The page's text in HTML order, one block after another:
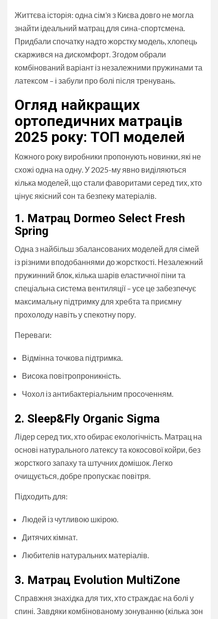
Життєва історія: одна сім’я з Києва довго не могла
знайти ідеальний матрац для сина-спортсмена.
Придбали спочатку надто жорстку модель, хлопець
скаржився на дискомфорт. Згодом обрали
комбінований варіант із незалежними пружинами та
латексом – і забули про болі після тренувань.
Огляд найкращих
ортопедичних матраців
2025 року: ТОП моделей
Кожного року виробники пропонують новинки, які не
схожі одна на одну. У 2025-му явно виділяються
кілька моделей, що стали фаворитами серед тих, хто
цінує якісний сон та безпеку матеріалів.
1. Матрац Dormeo Select Fresh
Spring
Одна з найбільш збалансованих моделей для сімей
із різними вподобаннями до жорсткості. Незалежний
пружинний блок, кілька шарів еластичної піни та
спеціальна система вентиляції – усе це забезпечує
максимальну підтримку для хребта та приємну
прохолоду навіть у спекотну пору.
Переваги:
Відмінна точкова підтримка.
Висока повітропроникність.
Чохол із антибактеріальним просоченням.
2. Sleep&Fly Organic Sigma
Лідер серед тих, хто обирає екологічність. Матрац на
основі натурального латексу та кокосової койри, без
жорсткого запаху та штучних домішок. Легко
очищується, добре пропускає повітря.
Підходить для:
Людей із чутливою шкірою.
Дитячих кімнат.
Любителів натуральних матеріалів.
3. Матрац Evolution MultiZone
Справжня знахідка для тих, хто страждає на болі у
спині. Завдяки комбінованому зонуванню (кілька зон